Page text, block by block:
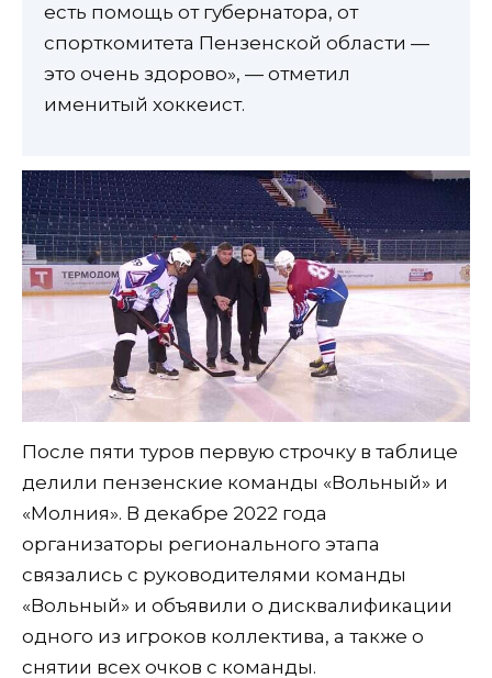
есть помощь от губернатора, от
спорткомитета Пензенской области —
это очень здорово», — отметил
именитый хоккеист.
После пяти туров первую строчку в таблице
делили пензенские команды «Вольный» и
«Молния». В декабре 2022 года
организаторы регионального этапа
связались с руководителями команды
«Вольный» и объявили о дисквалификации
одного из игроков коллектива, а также о
снятии всех очков с команды.